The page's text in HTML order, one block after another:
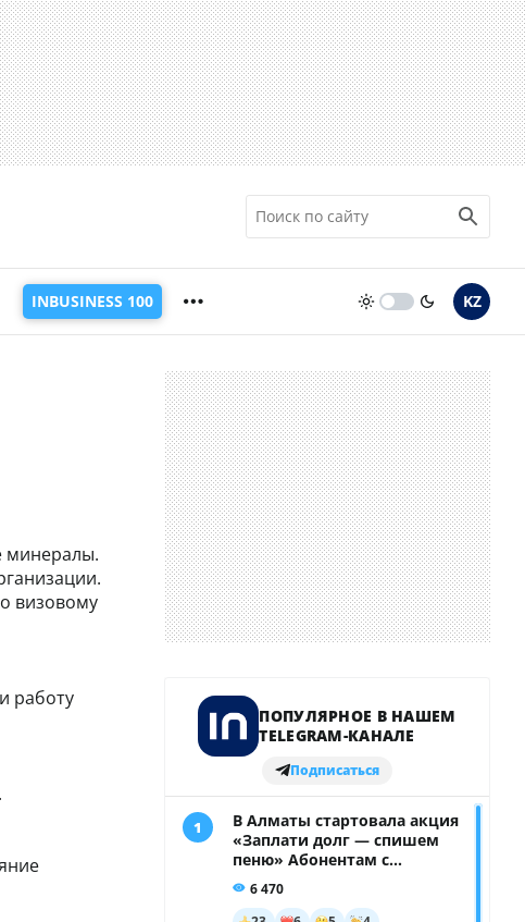
INBUSINESS 100 KZ
минералы.
визовому
работу